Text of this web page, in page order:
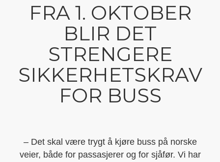
FRA 1. OKTOBER
BLIR DET
STRENGERE
SIKKERHETSKRAV
FOR BUSS
– Det skal være trygt å kjøre buss på norske
veier, både for passasjerer og for sjåfør. Vi har